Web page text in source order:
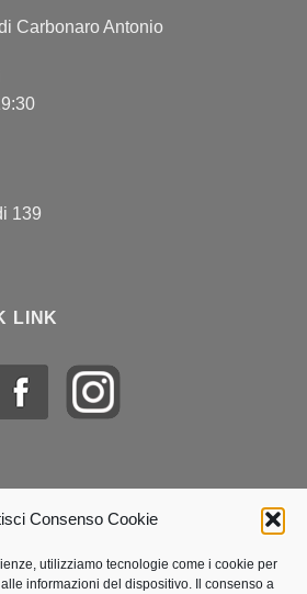
Consenso Cookie
utilizziamo tecnologie come i cookie per
informazioni del dispositivo. Il consenso a
Carbonaro Antonio
139
LINK